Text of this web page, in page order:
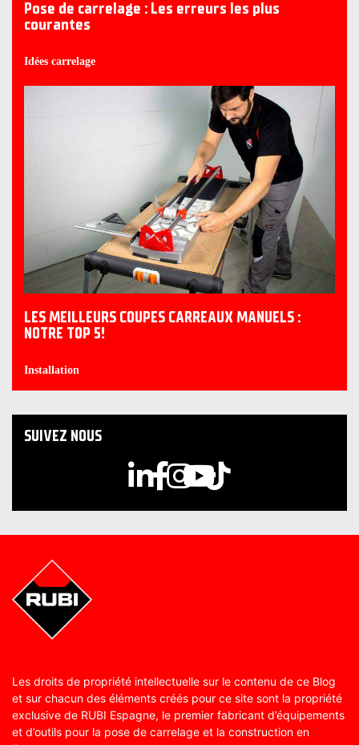
Pose de carrelage : Les erreurs les plus
courantes
Idées carrelage
LES MEILLEURS COUPES CARREAUX MANUELS :
NOTRE TOP 5!
Installation
SUIVEZ NOUS
Les droits de propriété intellectuelle sur le contenu de ce Blog
et sur chacun des éléments créés pour ce site sont la propriété
exclusive de RUBI Espagne, le premier fabricant d’équipements
et d’outils pour la pose de carrelage et la construction en